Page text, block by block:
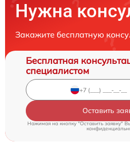
Нужна
Закажите бесплатную
Бесплатная
специалистом
Оставить
Нажимая на кнопку "Оставить заявку"